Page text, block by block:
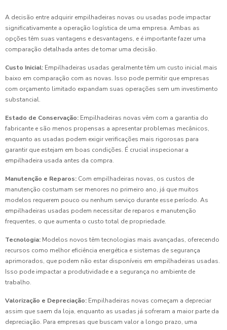
A decisão entre adquirir empilhadeiras novas ou usadas pode impactar
significativamente a operação logística de uma empresa. Ambas as
opções têm suas vantagens e desvantagens, e é importante fazer uma
comparação detalhada antes de tomar uma decisão.
Custo Inicial: Empilhadeiras usadas geralmente têm um custo inicial mais
baixo em comparação com as novas. Isso pode permitir que empresas
com orçamento limitado expandam suas operações sem um investimento
substancial.
Estado de Conservação: Empilhadeiras novas vêm com a garantia do
fabricante e são menos propensas a apresentar problemas mecânicos,
enquanto as usadas podem exigir verificações mais rigorosas para
garantir que estejam em boas condições. É crucial inspecionar a
empilhadeira usada antes da compra.
Manutenção e Reparos: Com empilhadeiras novas, os custos de
manutenção costumam ser menores no primeiro ano, já que muitos
modelos requerem pouco ou nenhum serviço durante esse período. As
empilhadeiras usadas podem necessitar de reparos e manutenção
frequentes, o que aumenta o custo total de propriedade.
Tecnologia: Modelos novos têm tecnologias mais avançadas, oferecendo
recursos como melhor eficiência energética e sistemas de segurança
aprimorados, que podem não estar disponíveis em empilhadeiras usadas.
Isso pode impactar a produtividade e a segurança no ambiente de
trabalho.
Valorização e Depreciação: Empilhadeiras novas começam a depreciar
assim que saem da loja, enquanto as usadas já sofreram a maior parte da
depreciação. Para empresas que buscam valor a longo prazo, uma